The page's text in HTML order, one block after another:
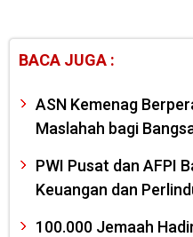
BACA JUGA :
ASN Kemenag
Maslahah bagi
PWI Pusat dan AFPI
Keuangan dan
100.000 Jemaah